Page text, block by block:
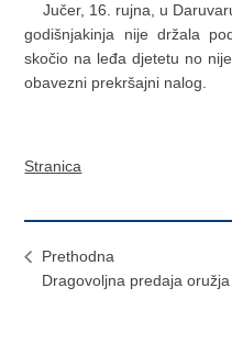
Jučer, 16. rujna, u
godišnjakinja nije držala
skočio na leđa djetetu no
obavezni prekršajni nalog.
Stranica
Prethodna
Dragovoljna predaja oružja